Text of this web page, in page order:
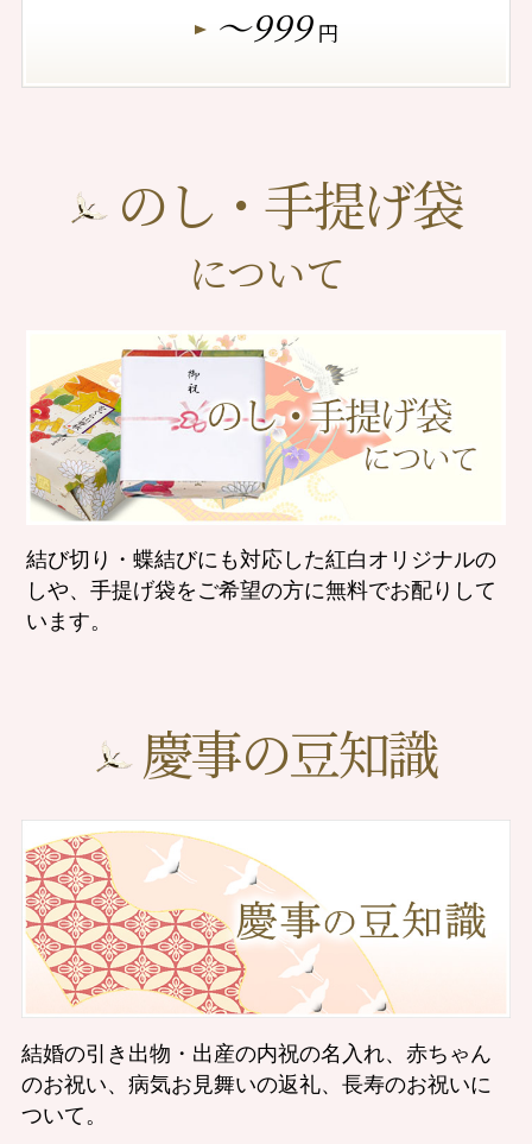
～999 円
のし・手提げ袋
について
結び切り・蝶結びにも対応した紅白オリジナルの
しや、手提げ袋をご希望の方に無料でお配りして
います。
慶事の豆知識
結婚の引き出物・出産の内祝の名入れ、赤ちゃん
のお祝い、病気お見舞いの返礼、長寿のお祝いに
ついて。